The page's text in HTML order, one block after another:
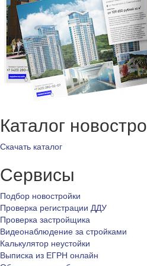
Каталог
Скачать каталог
Сервисы
Подбор новостройки
Проверка регистрации ДДУ
Проверка застройщика
Видеонаблюдение за стройками
Калькулятор неустойки
Выписка из ЕГРН онлайн